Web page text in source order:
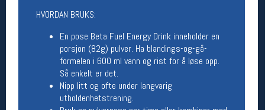
HVORDAN BRUKS:
En pose Beta Fuel Energy Drink inneholder en
porsjon (82g) pulver. Ha blandings-og-gå-
formelen i 600 ml vann og rist for å løse opp.
Så enkelt er det.
Nipp litt og ofte under langvarig
utholdenhetstrening.
Følg oss på